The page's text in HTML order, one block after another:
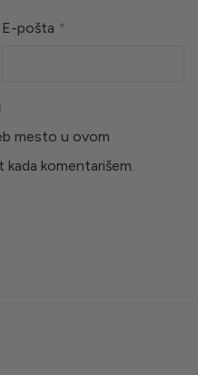
E-pošta *
mesto u ovom
komentarišem.